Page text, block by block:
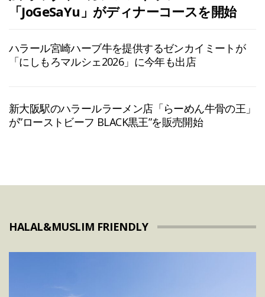
「JoGeSaYu」がディナーコースを開始
ハラール宮崎ハーブ牛を提供するゼンカイミートが
「にしもろマルシェ2026」に今年も出店
新大阪駅のハラールラーメン店「らーめん牛骨の王」
が”ローストビーフ BLACK黒王”を販売開始
HALAL&MUSLIM FRIENDLY